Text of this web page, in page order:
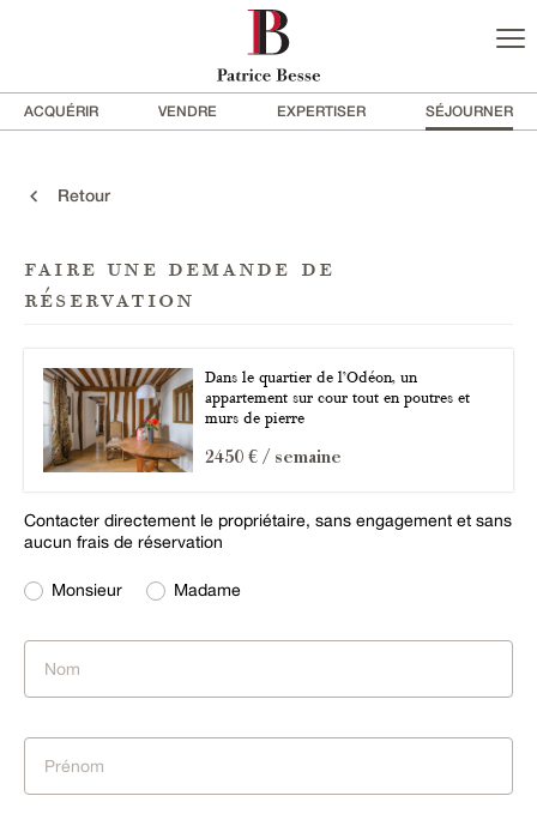
ACQUÉRIR VENDRE EXPERTISER SÉJOURNER
Retour
faire une demande de
réservation
Dans le quartier de l’Odéon, un
appartement sur cour tout en poutres et
murs de pierre
2450 € / semaine
Contacter directement le propriétaire, sans engagement et sans
aucun frais de réservation
Monsieur Madame